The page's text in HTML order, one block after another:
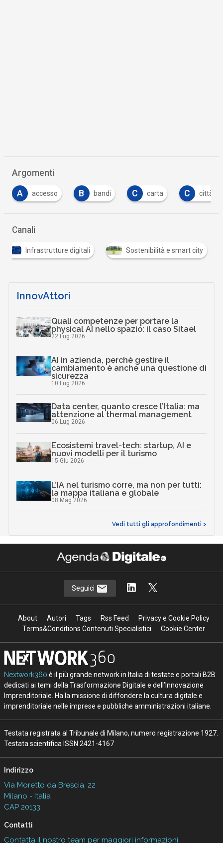
Argomenti
B bandi C carta C città cultura
Canali
Infrastrutture digitali Sostenibilità e smart city
InnovAttori
Quali competenze per portare la
physical AI nello spazio: il caso Sitael
22 Lug 2026
AI in azienda, perché gestire il
cambiamento è anche una questione di
sicurezza
10 Lug 2026
Data center, quanto cresce l’Italia: ma
attenzione al thermal management
06 Lug 2026
Ecosistemi travel-tech: startup, AI e
nuovi modelli per il turismo
15 Giu 2026
L’IA nel turismo corre, ma non per tutti:
la mappa italiana e globale
08 Mag 2026
Vedi tutti gli approfondimenti >
Seguici
About Autori Tags Rss Feed
Privacy e Cookie Policy
Terms&Conditions Contenuti Specialistici
Cookie Center
Nextwork360 è il più grande network in Italia di testate e portali B2B
dedicati ai temi della Trasformazione Digitale e dell’Innovazione
Imprenditoriale. Ha la missione di diffondere la cultura digitale e
imprenditoriale nelle imprese e pubbliche amministrazioni italiane.
Testata registrata al Tribunale di Milano, numero registrazione 1927.
Testata scientifica ISSN 2421-4167
Indirizzo
Via Moretto da Brescia, 22
Milano - Italia
CAP 20133
Contatti
Contatta il nostro team per maggiori informazioni